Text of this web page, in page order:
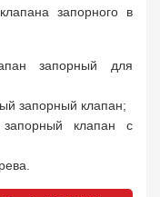
запорного в
запорный для
запорный клапан;
клапан с